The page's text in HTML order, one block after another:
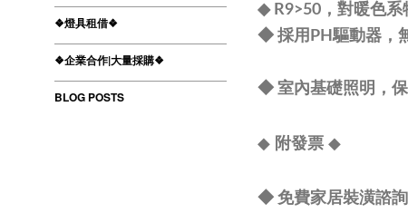
❖燈具租借❖
❖企業合作|大量採購❖
BLOG POSTS
◆ R9>50，對暖色系
◆ 採用PH驅動器，
◆ 室內基礎照明，
◆ 附發票◆
◆ 免費家居裝潢諮